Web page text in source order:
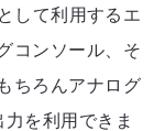
して利用するエ
コンソール、そ
ちろんアナログ
を利用できま